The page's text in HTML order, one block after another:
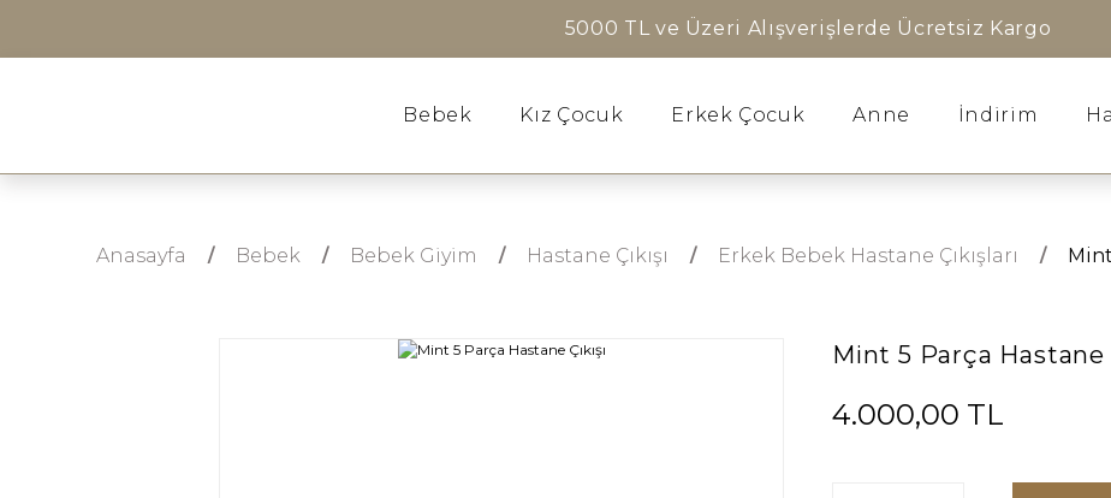
5000 TL ve Üzeri Alışverişlerde Ücretsiz Kargo
Bebek Kız Çocuk Erkek Çocuk Anne İndirim
Anasayfa Bebek Bebek Giyim Hastane Çıkışı Erkek Bebek Hastane Çıkışları Mint
Mint 5 Parça Hastane
4.000,00 TL